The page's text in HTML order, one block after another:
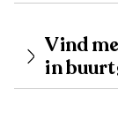
Vind
in